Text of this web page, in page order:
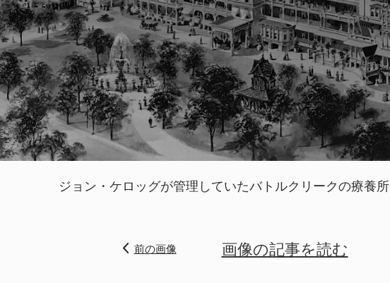
ジョン・ケロッグが管理していたバトルクリークの療養所
前の画像 画像の記事を読む